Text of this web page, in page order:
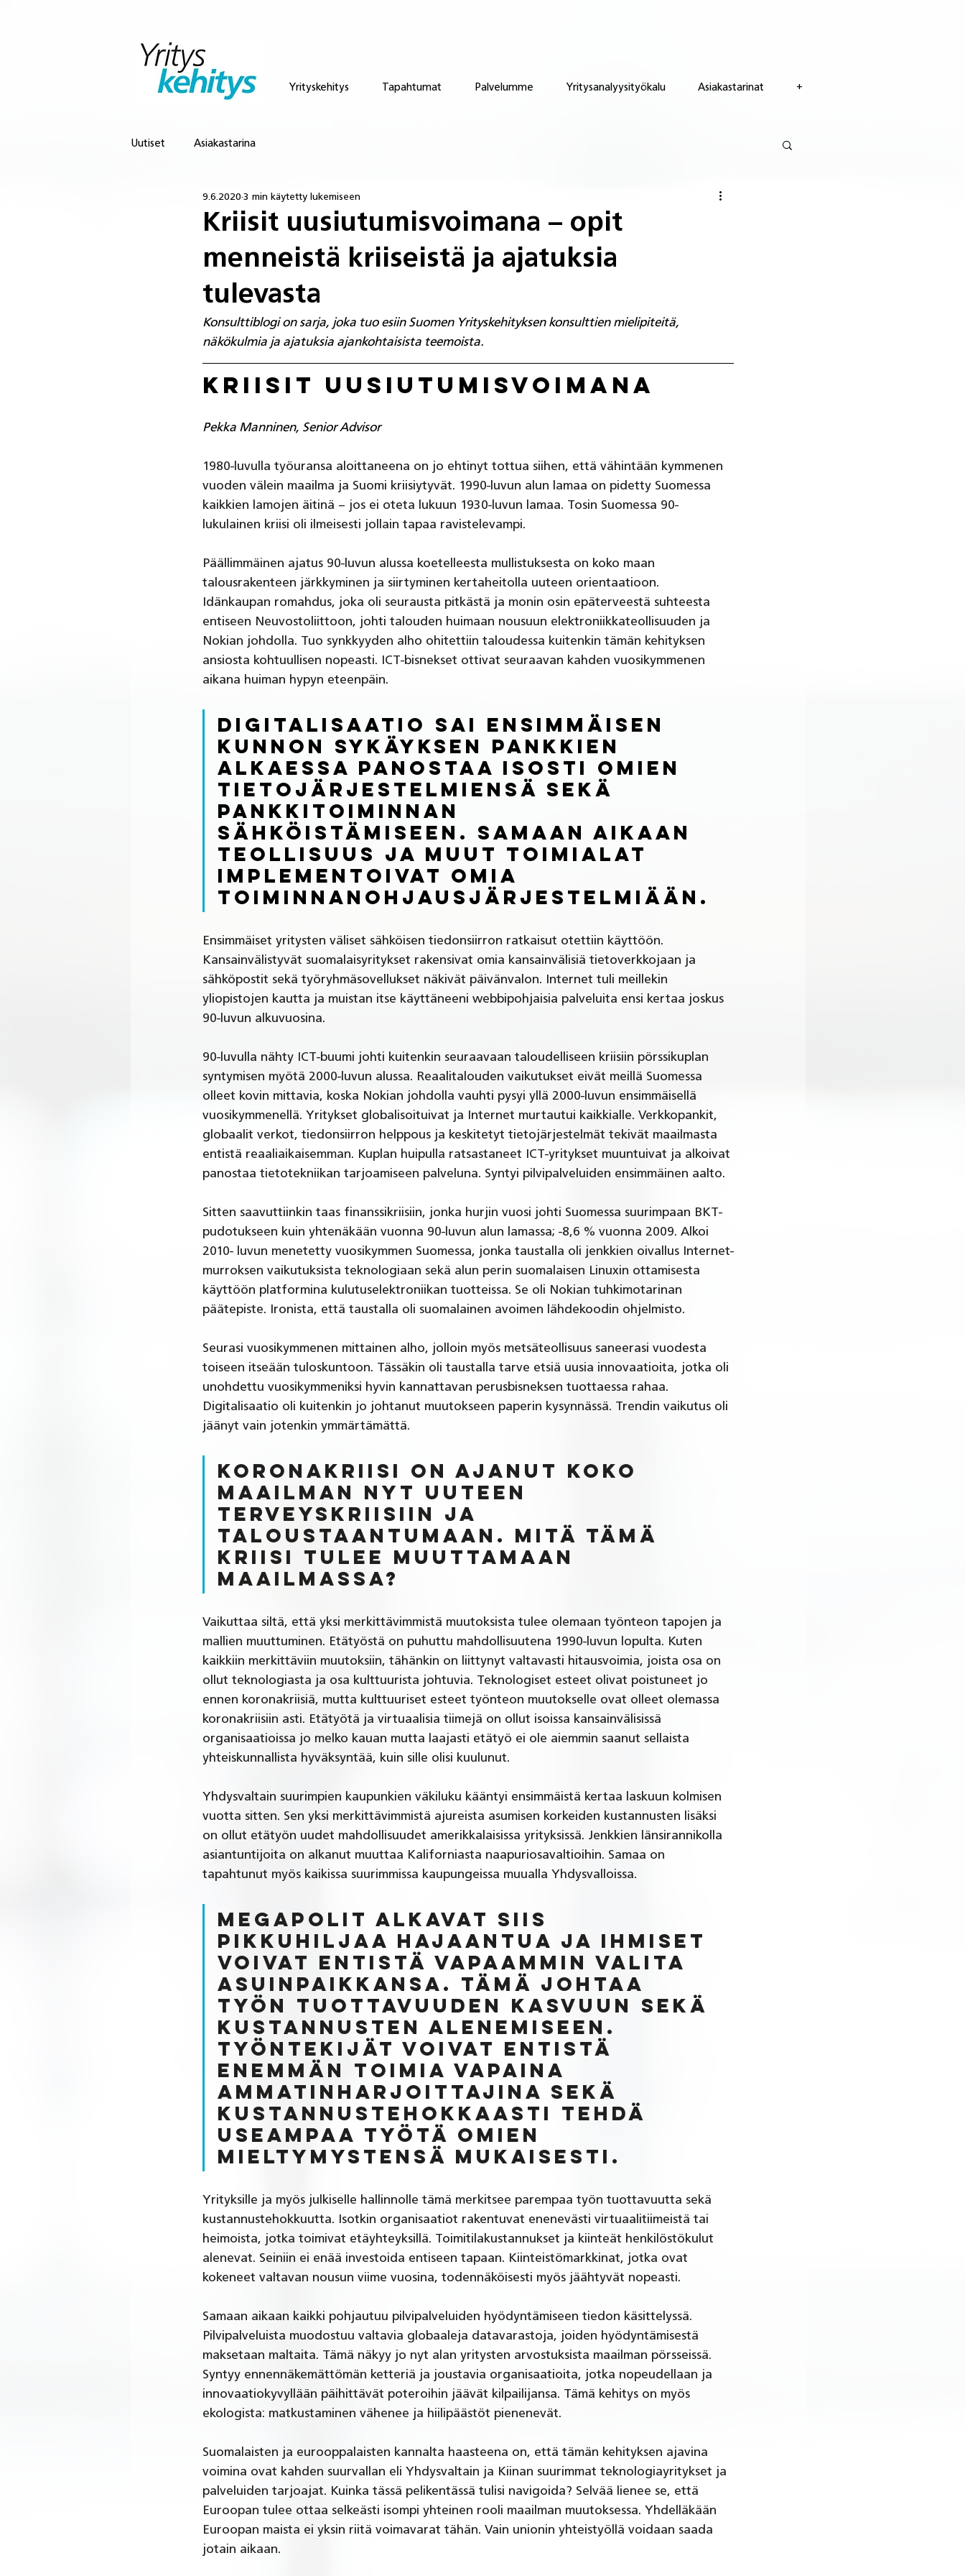
Yrityskehitys Tapahtumat Palvelumme Yritysanalyysityökalu Asiakastarinat +
Uutiset Asiakastarina
Kriisit uusiutumisvoimana – opit
menneistä kriiseistä ja ajatuksia
tulevasta
9.6.2020 3 min käytetty lukemiseen
Konsulttiblogi on sarja, joka tuo esiin Suomen Yrityskehityksen konsulttien mielipiteitä,
näkökulmia ja ajatuksia ajankohtaisista teemoista.
Kriisit uusiutumisvoimana
Pekka Manninen, Senior Advisor
1980-luvulla työuransa aloittaneena on jo ehtinyt tottua siihen, että vähintään kymmenen
vuoden välein maailma ja Suomi kriisiytyvät. 1990-luvun alun lamaa on pidetty Suomessa
kaikkien lamojen äitinä – jos ei oteta lukuun 1930-luvun lamaa. Tosin Suomessa 90-
lukulainen kriisi oli ilmeisesti jollain tapaa ravistelevampi.
Päällimmäinen ajatus 90-luvun alussa koetelleesta mullistuksesta on koko maan
talousrakenteen järkkyminen ja siirtyminen kertaheitolla uuteen orientaatioon.
Idänkaupan romahdus, joka oli seurausta pitkästä ja monin osin epäterveestä suhteesta
entiseen Neuvostoliittoon, johti talouden huimaan nousuun elektroniikkateollisuuden ja
Nokian johdolla. Tuo synkkyyden alho ohitettiin taloudessa kuitenkin tämän kehityksen
ansiosta kohtuullisen nopeasti. ICT-bisnekset ottivat seuraavan kahden vuosikymmenen
aikana huiman hypyn eteenpäin.
Digitalisaatio sai ensimmäisen
kunnon sykäyksen pankkien
alkaessa panostaa isosti omien
tietojärjestelmiensä sekä
pankkitoiminnan
sähköistämiseen. Samaan aikaan
teollisuus ja muut toimialat
implementoivat omia
toiminnanohjausjärjestelmiään.
Ensimmäiset yritysten väliset sähköisen tiedonsiirron ratkaisut otettiin käyttöön.
Kansainvälistyvät suomalaisyritykset rakensivat omia kansainvälisiä tietoverkkojaan ja
sähköpostit sekä työryhmäsovellukset näkivät päivänvalon. Internet tuli meillekin
yliopistojen kautta ja muistan itse käyttäneeni webbipohjaisia palveluita ensi kertaa joskus
90-luvun alkuvuosina.
90-luvulla nähty ICT-buumi johti kuitenkin seuraavaan taloudelliseen kriisiin pörssikuplan
syntymisen myötä 2000-luvun alussa. Reaalitalouden vaikutukset eivät meillä Suomessa
olleet kovin mittavia, koska Nokian johdolla vauhti pysyi yllä 2000-luvun ensimmäisellä
vuosikymmenellä. Yritykset globalisoituivat ja Internet murtautui kaikkialle. Verkkopankit,
globaalit verkot, tiedonsiirron helppous ja keskitetyt tietojärjestelmät tekivät maailmasta
entistä reaaliaikaisemman. Kuplan huipulla ratsastaneet ICT-yritykset muuntuivat ja alkoivat
panostaa tietotekniikan tarjoamiseen palveluna. Syntyi pilvipalveluiden ensimmäinen aalto.
Sitten saavuttiinkin taas finanssikriisiin, jonka hurjin vuosi johti Suomessa suurimpaan BKT-
pudotukseen kuin yhtenäkään vuonna 90-luvun alun lamassa; -8,6 % vuonna 2009. Alkoi
2010- luvun menetetty vuosikymmen Suomessa, jonka taustalla oli jenkkien oivallus Internet-
murroksen vaikutuksista teknologiaan sekä alun perin suomalaisen Linuxin ottamisesta
käyttöön platformina kulutuselektroniikan tuotteissa. Se oli Nokian tuhkimotarinan
päätepiste. Ironista, että taustalla oli suomalainen avoimen lähdekoodin ohjelmisto.
Seurasi vuosikymmenen mittainen alho, jolloin myös metsäteollisuus saneerasi vuodesta
toiseen itseään tuloskuntoon. Tässäkin oli taustalla tarve etsiä uusia innovaatioita, jotka oli
unohdettu vuosikymmeniksi hyvin kannattavan perusbisneksen tuottaessa rahaa.
Digitalisaatio oli kuitenkin jo johtanut muutokseen paperin kysynnässä. Trendin vaikutus oli
jäänyt vain jotenkin ymmärtämättä.
Koronakriisi on ajanut koko
maailman nyt uuteen
terveyskriisiin ja
taloustaantumaan. Mitä tämä
kriisi tulee muuttamaan
maailmassa?
Vaikuttaa siltä, että yksi merkittävimmistä muutoksista tulee olemaan työnteon tapojen ja
mallien muuttuminen. Etätyöstä on puhuttu mahdollisuutena 1990-luvun lopulta. Kuten
kaikkiin merkittäviin muutoksiin, tähänkin on liittynyt valtavasti hitausvoimia, joista osa on
ollut teknologiasta ja osa kulttuurista johtuvia. Teknologiset esteet olivat poistuneet jo
ennen koronakriisiä, mutta kulttuuriset esteet työnteon muutokselle ovat olleet olemassa
koronakriisiin asti. Etätyötä ja virtuaalisia tiimejä on ollut isoissa kansainvälisissä
organisaatioissa jo melko kauan mutta laajasti etätyö ei ole aiemmin saanut sellaista
yhteiskunnallista hyväksyntää, kuin sille olisi kuulunut.
Yhdysvaltain suurimpien kaupunkien väkiluku kääntyi ensimmäistä kertaa laskuun kolmisen
vuotta sitten. Sen yksi merkittävimmistä ajureista asumisen korkeiden kustannusten lisäksi
on ollut etätyön uudet mahdollisuudet amerikkalaisissa yrityksissä. Jenkkien länsirannikolla
asiantuntijoita on alkanut muuttaa Kaliforniasta naapuriosavaltioihin. Samaa on
tapahtunut myös kaikissa suurimmissa kaupungeissa muualla Yhdysvalloissa.
Megapolit alkavat siis
pikkuhiljaa hajaantua ja ihmiset
voivat entistä vapaammin valita
asuinpaikkansa. Tämä johtaa
työn tuottavuuden kasvuun sekä
kustannusten alenemiseen.
Työntekijät voivat entistä
enemmän toimia vapaina
ammatinharjoittajina sekä
kustannustehokkaasti tehdä
useampaa työtä omien
mieltymystensä mukaisesti.
Yrityksille ja myös julkiselle hallinnolle tämä merkitsee parempaa työn tuottavuutta sekä
kustannustehokkuutta. Isotkin organisaatiot rakentuvat enenevästi virtuaalitiimeistä tai
heimoista, jotka toimivat etäyhteyksillä. Toimitilakustannukset ja kiinteät henkilöstökulut
alenevat. Seiniin ei enää investoida entiseen tapaan. Kiinteistömarkkinat, jotka ovat
kokeneet valtavan nousun viime vuosina, todennäköisesti myös jäähtyvät nopeasti.
Samaan aikaan kaikki pohjautuu pilvipalveluiden hyödyntämiseen tiedon käsittelyssä.
Pilvipalveluista muodostuu valtavia globaaleja datavarastoja, joiden hyödyntämisestä
maksetaan maltaita. Tämä näkyy jo nyt alan yritysten arvostuksista maailman pörsseissä.
Syntyy ennennäkemättömän ketteriä ja joustavia organisaatioita, jotka nopeudellaan ja
innovaatiokyvyllään päihittävät poteroihin jäävät kilpailijansa. Tämä kehitys on myös
ekologista: matkustaminen vähenee ja hiilipäästöt pienenevät.
Suomalaisten ja eurooppalaisten kannalta haasteena on, että tämän kehityksen ajavina
voimina ovat kahden suurvallan eli Yhdysvaltain ja Kiinan suurimmat teknologiayritykset ja
palveluiden tarjoajat. Kuinka tässä pelikentässä tulisi navigoida? Selvää lienee se, että
Euroopan tulee ottaa selkeästi isompi yhteinen rooli maailman muutoksessa. Yhdelläkään
Euroopan maista ei yksin riitä voimavarat tähän. Vain unionin yhteistyöllä voidaan saada
jotain aikaan.